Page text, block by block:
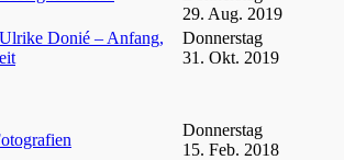
29. Aug. 2019
Donié – Anfang,
Donnerstag
31. Okt. 2019
Donnerstag
15. Feb. 2018